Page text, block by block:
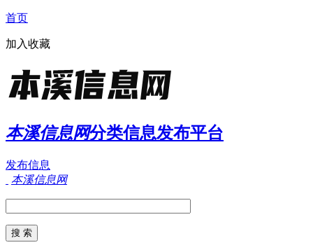
首页
加入收藏
本溪信息网分类信息发布平台
发布信息
本溪信息网